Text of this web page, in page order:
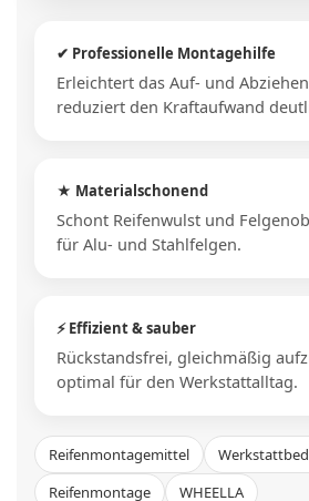
✔ Professionelle Montagehilfe
Erleichtert das Auf- und
reduziert den Kraftaufwand
★ Materialschonend
Schont Reifenwulst und
für Alu- und Stahlfelgen.
⚡ Effizient & sauber
Rückstandsfrei, gleichmäßig
optimal für den Werkstattalltag.
Reifenmontagemittel
Reifenmontage
WHEELLA